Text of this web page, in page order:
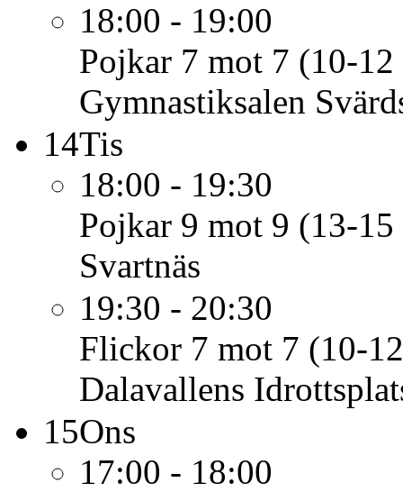
18:00 - 19:00
Pojkar 7 mot 7 (10-12
Gymnastiksalen
14Tis
18:00 - 19:30
Pojkar 9 mot 9 (13-15
Svartnäs
19:30 - 20:30
Flickor 7 mot 7 (10-
Dalavallens
15Ons
17:00 - 18:00